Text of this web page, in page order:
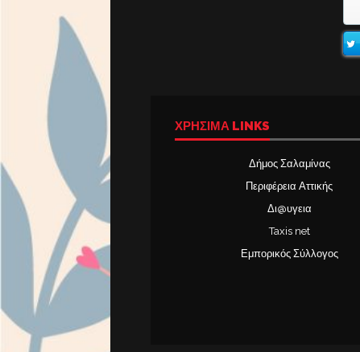
ΧΡΉΣΙΜΑ LINKS
Δήμος Σαλαμίνας
Περιφέρεια Αττικής
Δι@υγεια
Taxis net
Εμπορικός Σύλλογος